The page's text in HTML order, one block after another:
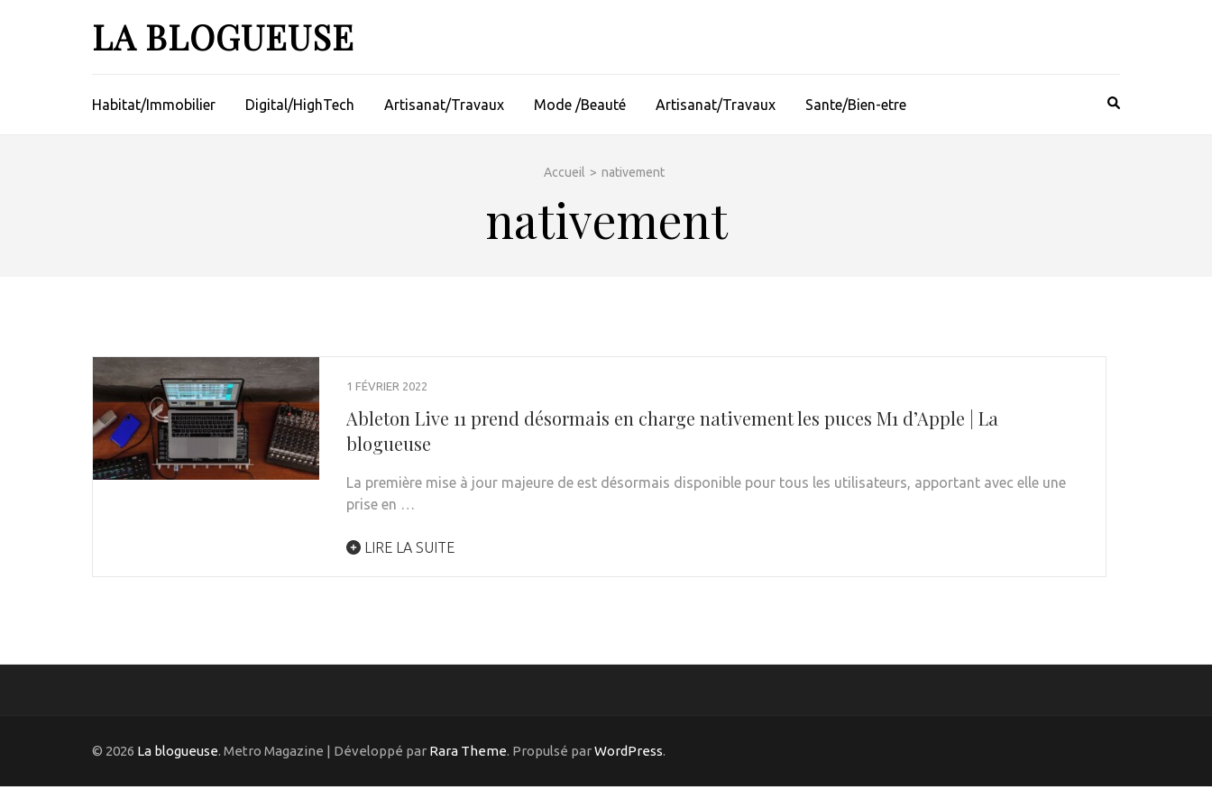
LA BLOGUEUSE
Habitat/Immobilier Digital/HighTech Artisanat/Travaux Mode /Beauté Artisanat/Travaux Sante/Bien-etre
Accueil > nativement
nativement
1 FÉVRIER 2022
Ableton Live 11 prend désormais en charge nativement les puces M1 d’Apple | La
blogueuse
La première mise à jour majeure de est désormais disponible pour tous les utilisateurs, apportant avec elle une
prise en …
LIRE LA SUITE
© 2026 La blogueuse. Metro Magazine | Développé par Rara Theme. Propulsé parWordPress.